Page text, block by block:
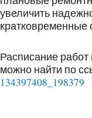
увеличить
кратковременные
Расписание
можно найти по
134397408_198379